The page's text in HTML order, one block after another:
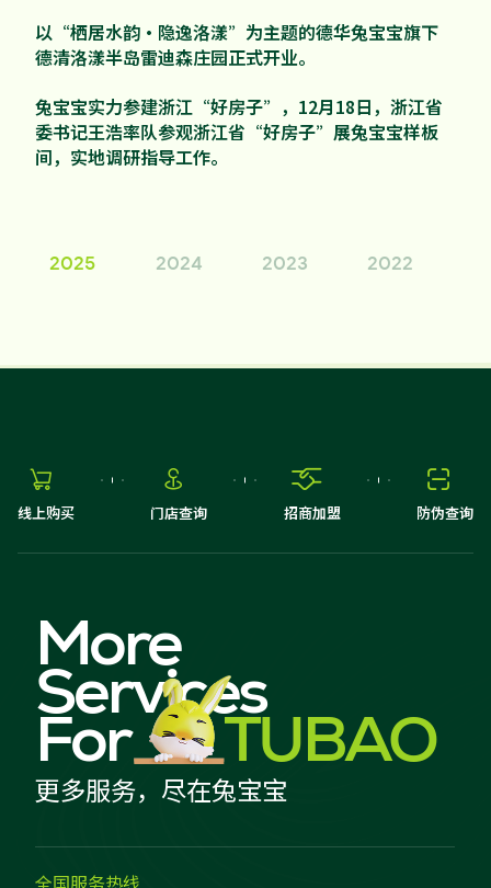
公司公告
以“栖居水韵·隐逸洛漾”为主题的德华兔宝宝旗下
德清洛漾半岛雷迪森庄园正式开业。
兔宝宝实力参建浙江“好房子”，12月18日，浙江省
委书记王浩率队参观浙江省“好房子”展兔宝宝样板
间，实地调研指导工作。
2025 2024 2023 2022

线上购买

门店查询

招商加盟

防伪查询
更多服务，尽在兔宝宝
More
Services
For TUBAO
全国服务热线